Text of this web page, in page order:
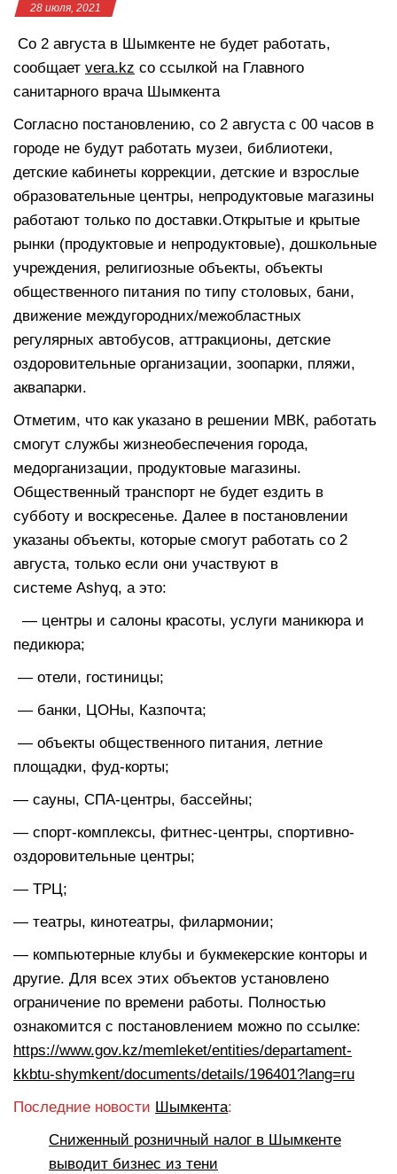
28 июля, 2021
Со 2 августа в Шымкенте не будет работать,
сообщает vera.kz со ссылкой на Главного
санитарного врача Шымкента
Согласно постановлению, со 2 августа c 00 часов в
городе не будут работать музеи, библиотеки,
детские кабинеты коррекции, детские и взрослые
образовательные центры, непродуктовые магазины
работают только по доставки.Открытые и крытые
рынки (продуктовые и непродуктовые), дошкольные
учреждения, религиозные объекты, объекты
общественного питания по типу столовых, бани,
движение междугородних/межобластных
регулярных автобусов, аттракционы, детские
оздоровительные организации, зоопарки, пляжи,
аквапарки.
Отметим, что как указано в решении МВК, работать
смогут службы жизнеобеспечения города,
медорганизации, продуктовые магазины.
Общественный транспорт не будет ездить в
субботу и воскресенье. Далее в постановлении
указаны объекты, которые смогут работать со 2
августа, только если они участвуют в
системе Ashyq, а это:
— центры и салоны красоты, услуги маникюра и
педикюра;
— отели, гостиницы;
— банки, ЦОНы, Казпочта;
— объекты общественного питания, летние
площадки, фуд-корты;
— сауны, СПА-центры, бассейны;
— спорт-комплексы, фитнес-центры, спортивно-
оздоровительные центры;
— ТРЦ;
— театры, кинотеатры, филармонии;
— компьютерные клубы и букмекерские конторы и
другие. Для всех этих объектов установлено
ограничение по времени работы. Полностью
ознакомится с постановлением можно по ссылке:
https://www.gov.kz/memleket/entities/departament-
kkbtu-shymkent/documents/details/196401?lang=ru
Последние новости Шымкента:
Сниженный розничный налог в Шымкенте
выводит бизнес из тени